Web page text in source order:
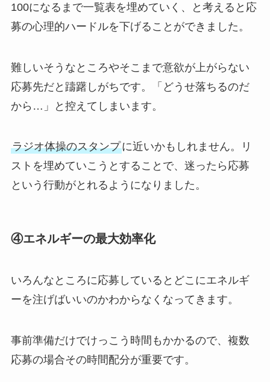
100になるまで一覧表を埋めていく、と考えると応
募の心理的ハードルを下げることができました。
難しいそうなところやそこまで意欲が上がらない
応募先だと躊躇しがちです。「どうせ落ちるのだ
から…」と控えてしまいます。
ラジオ体操のスタンプに近いかもしれません。リ
ストを埋めていこうとすることで、迷ったら応募
という行動がとれるようになりました。
④エネルギーの最大効率化
いろんなところに応募しているとどこにエネルギ
ーを注げばいいのかわからなくなってきます。
事前準備だけでけっこう時間もかかるので、複数
応募の場合その時間配分が重要です。